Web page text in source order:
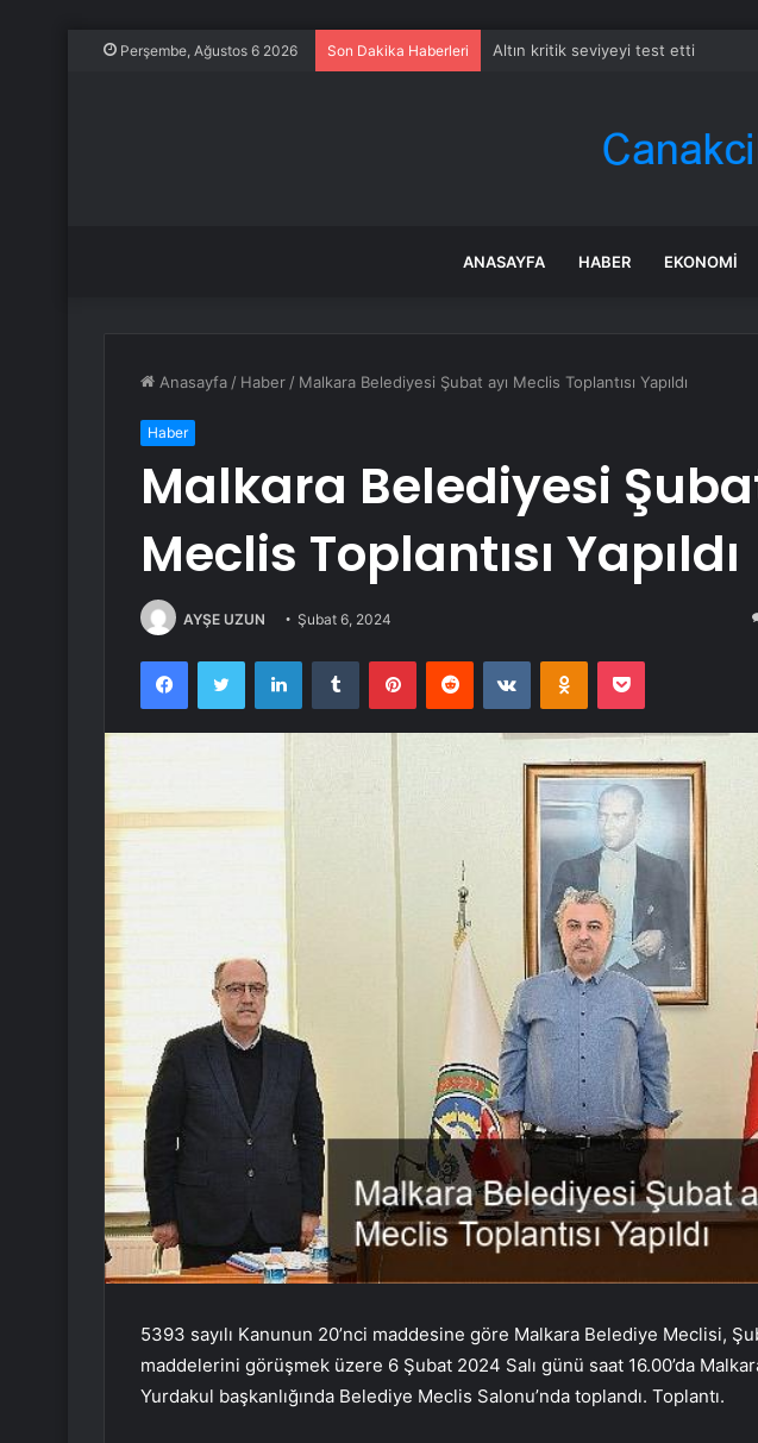
Perşembe, Ağustos 6 2026 Son Dakika Haberleri Altın kritik seviyeyi test etti
ANASAYFA HABER EKONOMI
Anasayfa / Haber / Malkara Belediyesi Şubat ayı Meclis Toplantısı Yapıldı
Haber
Malkara Belediyesi
Meclis Toplantısı Yapıldı
AYŞE UZUN Şubat 6, 2024
FacebookTwitter LinkedInTumblr PinterestReddit VKontakteOdnoklassniki
Pocket
5393 sayılı Kanunun 20’nci maddesine göre Malkara Belediye Meclisi,
maddelerini görüşmek üzere 6 Şubat 2024 Salı günü saat 16.00’da
Yurdakul başkanlığında Belediye Meclis Salonu’nda toplandı. Toplantı.